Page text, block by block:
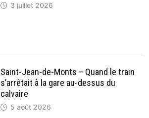
3 juillet 2026
Saint-Jean-de-Monts – Quand le train
s’arrêtait à la gare au-dessus du
calvaire
5 août 2026